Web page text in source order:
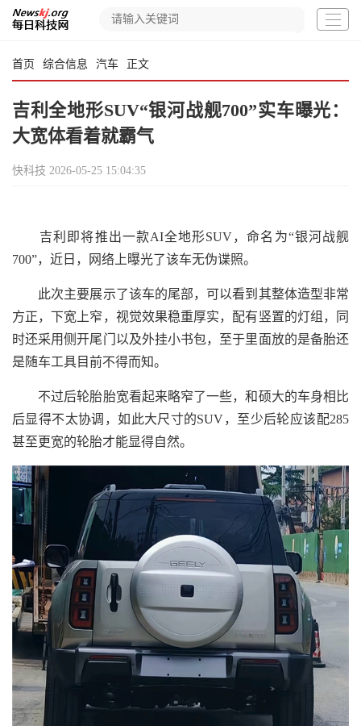
首页 综合信息 汽车 正文
吉利全地形SUV“银河战舰700”实车曝光：
大宽体看着就霸气
快科技 2026-05-25 15:04:35
吉利即将推出一款AI全地形SUV，命名为“银河战舰
700”，近日，网络上曝光了该车无伪谍照。
此次主要展示了该车的尾部，可以看到其整体造型非常
方正，下宽上窄，视觉效果稳重厚实，配有竖置的灯组，同
时还采用侧开尾门以及外挂小书包，至于里面放的是备胎还
是随车工具目前不得而知。
不过后轮胎胎宽看起来略窄了一些，和硕大的车身相比
后显得不太协调，如此大尺寸的SUV，至少后轮应该配285
甚至更宽的轮胎才能显得自然。